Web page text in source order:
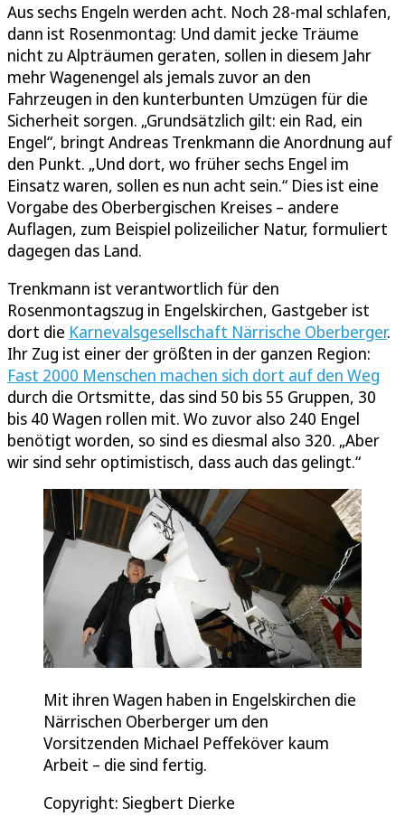
Aus sechs Engeln werden acht. Noch 28-mal schlafen,
dann ist Rosenmontag: Und damit jecke Träume
nicht zu Alpträumen geraten, sollen in diesem Jahr
mehr Wagenengel als jemals zuvor an den
Fahrzeugen in den kunterbunten Umzügen für die
Sicherheit sorgen. „Grundsätzlich gilt: ein Rad, ein
Engel“, bringt Andreas Trenkmann die Anordnung auf
den Punkt. „Und dort, wo früher sechs Engel im
Einsatz waren, sollen es nun acht sein.“ Dies ist eine
Vorgabe des Oberbergischen Kreises – andere
Auflagen, zum Beispiel polizeilicher Natur, formuliert
dagegen das Land.
Trenkmann ist verantwortlich für den
Rosenmontagszug in Engelskirchen, Gastgeber ist
dort die Karnevalsgesellschaft Närrische Oberberger.
Ihr Zug ist einer der größten in der ganzen Region:
Fast 2000 Menschen machen sich dort auf den Weg
durch die Ortsmitte, das sind 50 bis 55 Gruppen, 30
bis 40 Wagen rollen mit. Wo zuvor also 240 Engel
benötigt worden, so sind es diesmal also 320. „Aber
wir sind sehr optimistisch, dass auch das gelingt.“
Mit ihren Wagen haben in Engelskirchen die
Närrischen Oberberger um den
Vorsitzenden Michael Peffeköver kaum
Arbeit – die sind fertig.
Copyright: Siegbert Dierke